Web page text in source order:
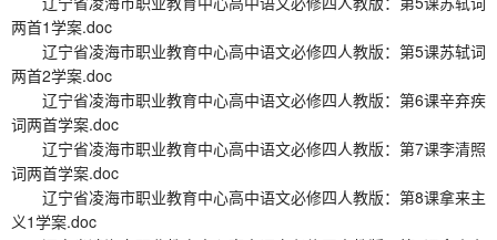
两首1学案.doc
辽宁省凌海市职业教育中心高中语文必修四人教版：第5课苏轼词
两首2学案.doc
辽宁省凌海市职业教育中心高中语文必修四人教版：第6课辛弃疾
词两首学案.doc
辽宁省凌海市职业教育中心高中语文必修四人教版：第7课李清照
词两首学案.doc
辽宁省凌海市职业教育中心高中语文必修四人教版：第8课拿来主
义1学案.doc